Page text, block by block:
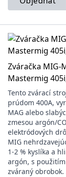
Zváračka MIG-
Mastermig
Tento zvárací
prúdom 400A,
MAG alebo
zmesou argón/
elektródových
MIG
1-2 % kyslíka a
argón, s
zváraný obrobok.